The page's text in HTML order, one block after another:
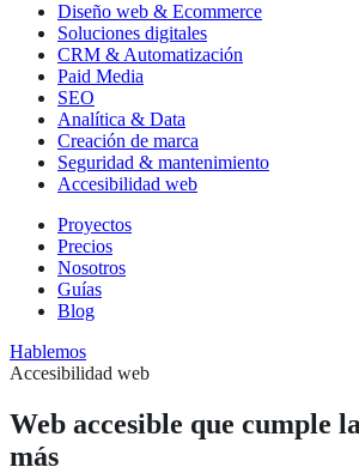
Diseño web & Ecommerce
Soluciones digitales
CRM & Automatización
Paid Media
SEO
Analítica & Data
Creación de marca
Seguridad & mantenimiento
Accesibilidad web
Proyectos
Precios
Nosotros
Guías
Blog
Hablemos
Accesibilidad web
Web accesible que cumple
más